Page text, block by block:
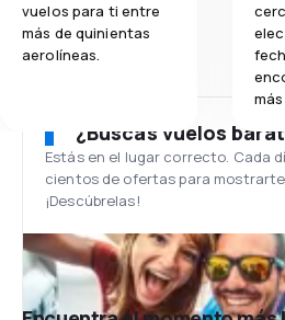
vuelos para ti entre
más de quinientas
aerolíneas.
¿Buscas vuelos
Estás en el lugar correcto. Cada
cientos de ofertas para
¡Descúbrelas!